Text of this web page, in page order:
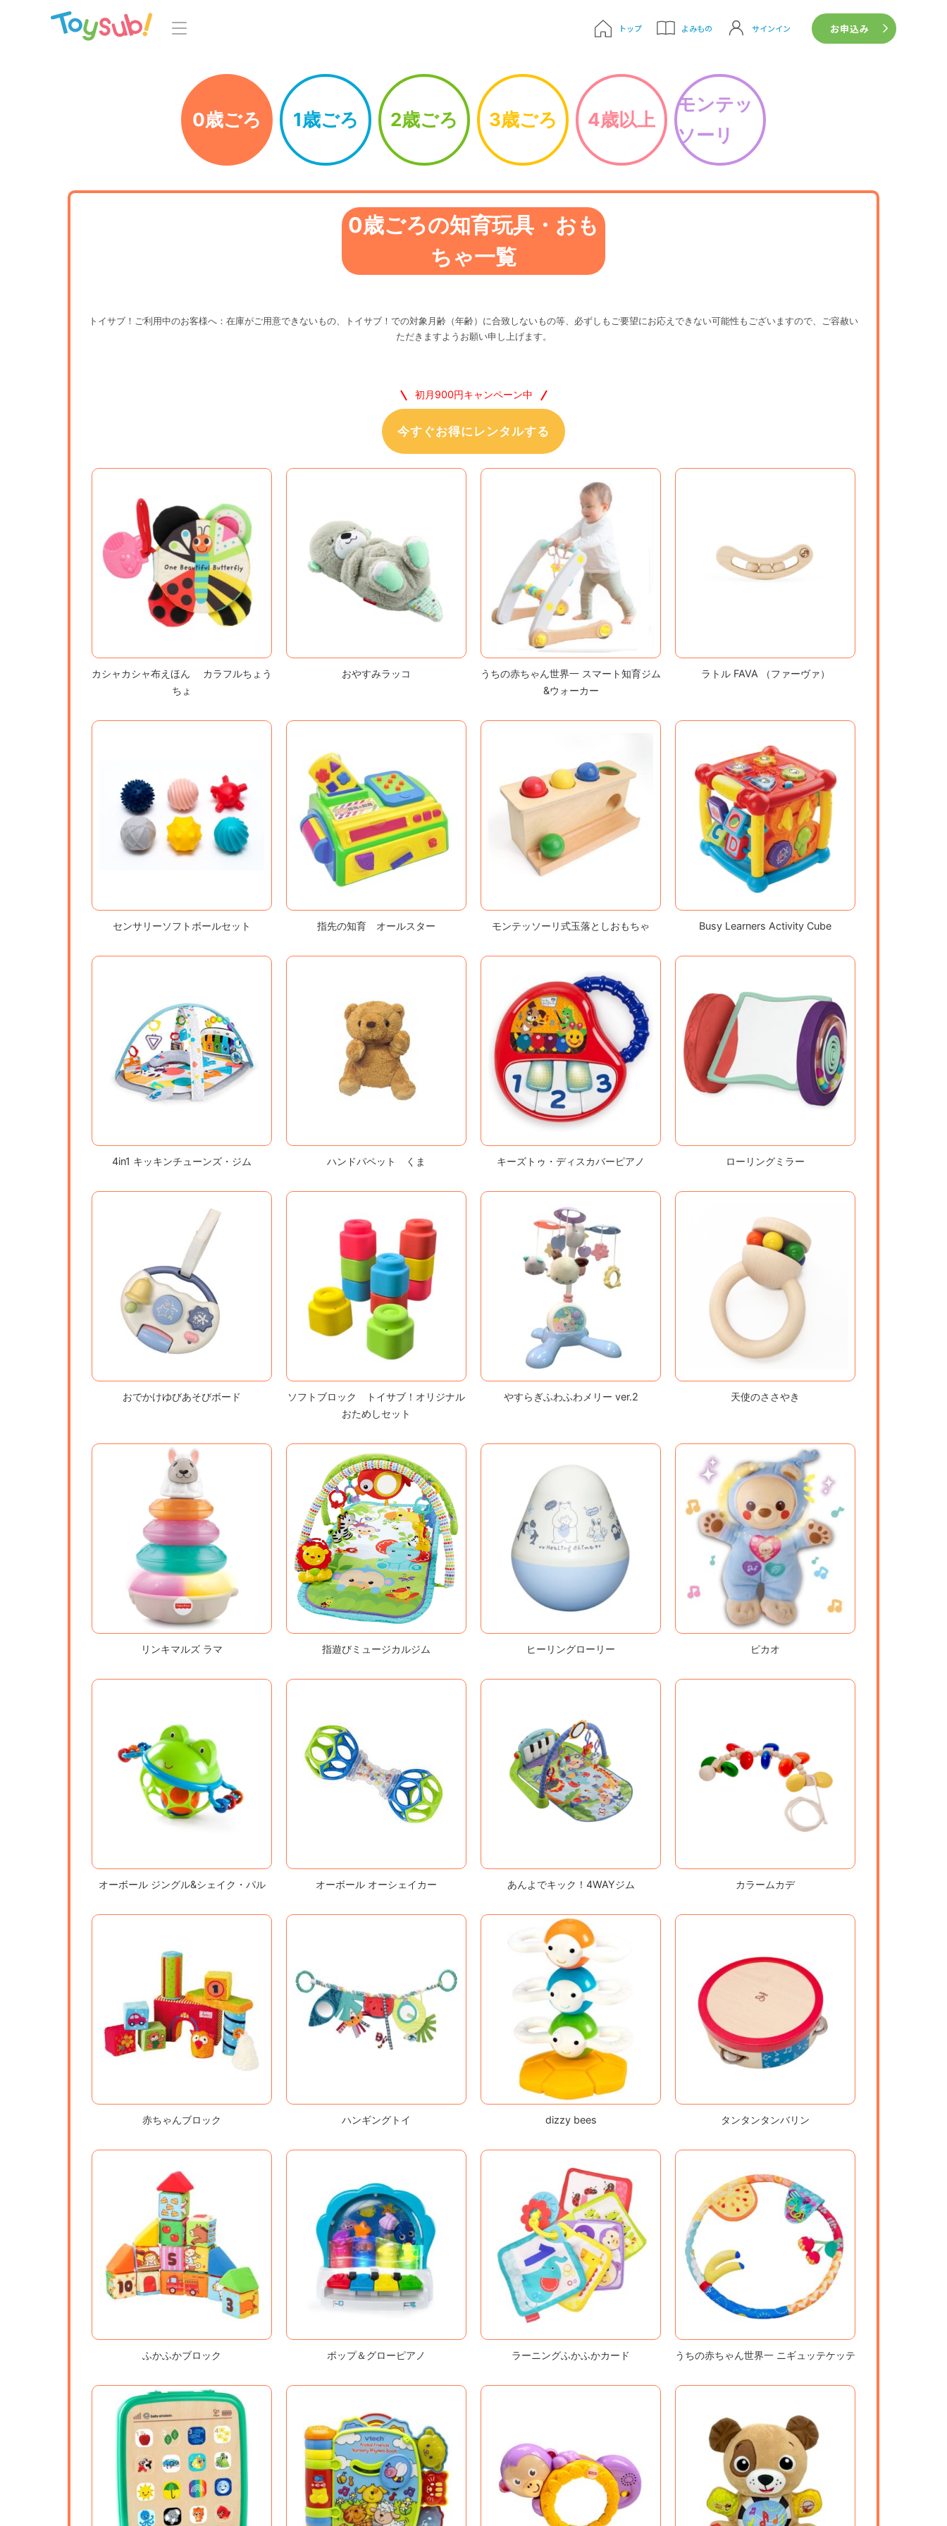
お届けするおもちゃについて
よくあるご質問
お申込み
LINEでおもちゃ診断
知育のハンドブック
トップ よみもの サインイン お申込み
0歳ごろ 1歳ごろ 2歳ごろ 3歳ごろ 4歳以上
モンテッ
ソーリ
0歳ごろの知育玩具・おも
ちゃ一覧
トイサブ！ご利用中のお客様へ：在庫がご用意できないもの、トイサブ！での対象月齢（年齢）に合致しないもの等、必ずしもご要望にお応えできない可能性もございますので、ご容赦い
ただきますようお願い申し上げます。
初月900円キャンペーン中
今すぐお得にレンタルする
カシャカシャ布えほん カラフルちょう
ちょ
おやすみラッコ
うちの赤ちゃん世界一 スマート知育ジム
&ウォーカー
ラトル FAVA （ファーヴァ）
センサリーソフトボールセット 指先の知育 オールスター モンテッソーリ式玉落としおもちゃ Busy Learners Activity Cube
4in1 キッキンチューンズ・ジム ハンドパペット くま キーズトゥ・ディスカバーピアノ ローリングミラー
おでかけゆびあそびボード
ソフトブロック トイサブ！オリジナル
おためしセット
やすらぎふわふわメリー ver.2 天使のささやき
リンキマルズ ラマ 指遊びミュージカルジム ヒーリングローリー ピカオ
オーボール ジングル&シェイク・パル オーボール オーシェイカー あんよでキック！4WAYジム カラームカデ
赤ちゃんブロック ハンギングトイ dizzy bees タンタンタンバリン
ふかふかブロック ポップ＆グローピアノ ラーニングふかふかカード うちの赤ちゃん世界一 ニギュッテケッテ